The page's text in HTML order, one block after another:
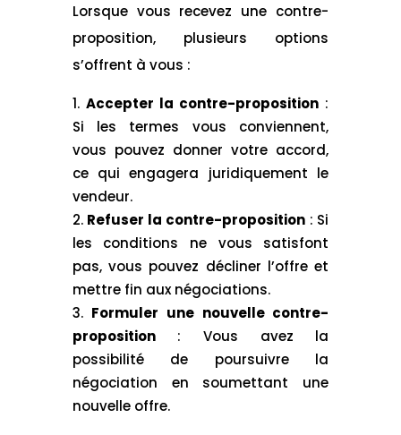
Lorsque vous recevez une contre-
proposition, plusieurs options
s’offrent à vous :
Accepter la contre-proposition :
Si les termes vous conviennent,
vous pouvez donner votre accord,
ce qui engagera juridiquement le
vendeur.
Refuser la contre-proposition: Si
les conditions ne vous satisfont
pas, vous pouvez décliner l’offre et
mettre fin aux négociations.
Formuler une nouvelle contre-
proposition: Vous avez la
possibilité de poursuivre la
négociation en soumettant une
nouvelle offre.